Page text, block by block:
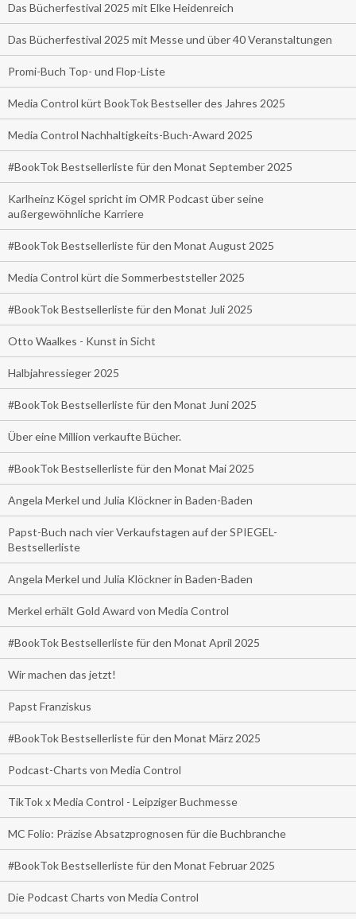
Das Bücherfestival 2025 mit Elke Heidenreich
Das Bücherfestival 2025 mit Messe und über 40 Veranstaltungen
Promi-Buch Top- und Flop-Liste
Media Control kürt BookTok Bestseller des Jahres 2025
Media Control Nachhaltigkeits-Buch-Award 2025
#BookTok Bestsellerliste für den Monat September 2025
Karlheinz Kögel spricht im OMR Podcast über seine
außergewöhnliche Karriere
#BookTok Bestsellerliste für den Monat August 2025
Media Control kürt die Sommerbeststeller 2025
#BookTok Bestsellerliste für den Monat Juli 2025
Otto Waalkes - Kunst in Sicht
Halbjahressieger 2025
#BookTok Bestsellerliste für den Monat Juni 2025
Über eine Million verkaufte Bücher.
#BookTok Bestsellerliste für den Monat Mai 2025
Angela Merkel und Julia Klöckner in Baden-Baden
Papst-Buch nach vier Verkaufstagen auf der SPIEGEL-
Bestsellerliste
Angela Merkel und Julia Klöckner in Baden-Baden
Merkel erhält Gold Award von Media Control
#BookTok Bestsellerliste für den Monat April 2025
Wir machen das jetzt!
Papst Franziskus
#BookTok Bestsellerliste für den Monat März 2025
Podcast-Charts von Media Control
TikTok x Media Control - Leipziger Buchmesse
MC Folio: Präzise Absatzprognosen für die Buchbranche
#BookTok Bestsellerliste für den Monat Februar 2025
Die Podcast Charts von Media Control